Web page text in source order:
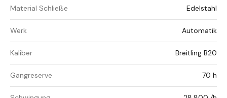
Material Schließe Edelstahl
Werk Automatik
Kaliber Breitling B20
Gangreserve 70 h